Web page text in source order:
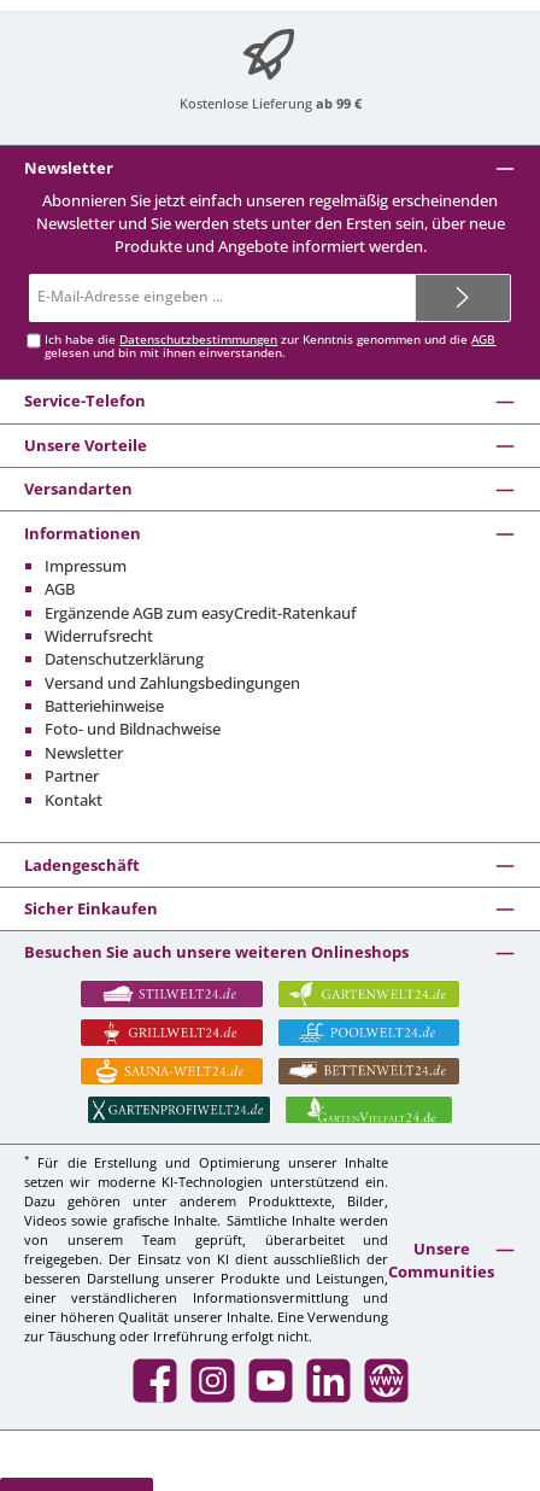
Kostenlose Lieferung ab 99 €
Newsletter
Abonnieren Sie jetzt einfach unseren regelmäßig erscheinenden
Newsletter und Sie werden stets unter den Ersten sein, über neue
Produkte und Angebote informiert werden.
Mail-
Ich habe die Datenschutzbestimmungen zur Kenntnis genommen und dieAGB
gelesen und bin mit ihnen einverstanden.
Service-Telefon
Unsere Vorteile
Versandarten
Informationen
Impressum
AGB
Ergänzende AGB zum easyCredit-Ratenkauf
Widerrufsrecht
Datenschutzerklärung
Versand und Zahlungsbedingungen
Batteriehinweise
Foto- und Bildnachweise
Newsletter
Partner
Kontakt
Ladengeschäft
Sicher Einkaufen
Besuchen Sie auch unsere weiteren Onlineshops
*
Für die Erstellung und Optimierung unserer Inhalte
setzen wir moderne KI-Technologien unterstützend ein.
Dazu gehören unter anderem Produkttexte, Bilder,
Videos sowie grafische Inhalte. Sämtliche Inhalte werden
von unserem Team geprüft, überarbeitet und
freigegeben. Der Einsatz von KI dient ausschließlich der
besseren Darstellung unserer Produkte und Leistungen,
einer verständlicheren Informationsvermittlung und
einer höheren Qualität unserer Inhalte. Eine Verwendung
zur Täuschung oder Irreführung erfolgt nicht.
Unsere
Communities
Facebook InstagramYouTube LinkedIn Website